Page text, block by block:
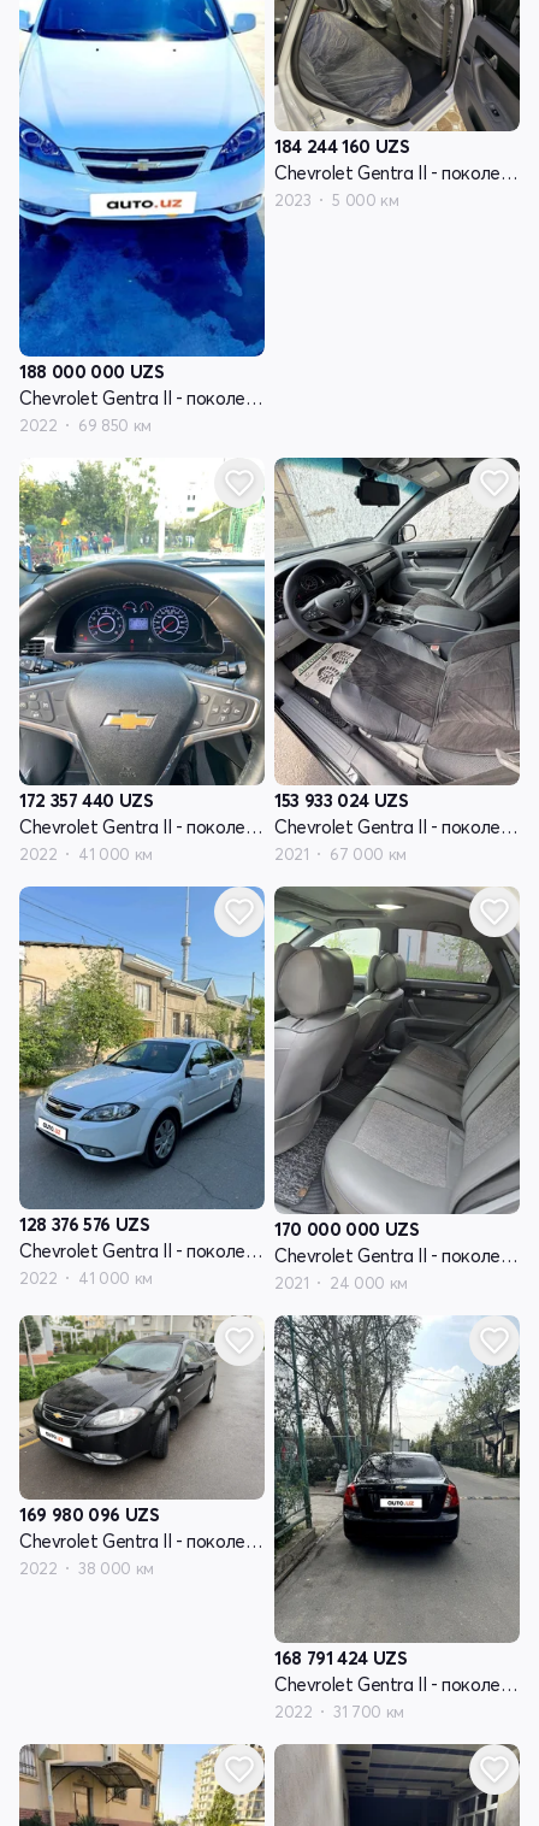
188 000 000 UZS
Chevrolet Gentra II - поколение
2022 69 850 км
184 244 160 UZS
Chevrolet Gentra II - поколение
2023 5 000 км
172 357 440 UZS
Chevrolet Gentra II - поколение
2022 41 000 км
153 933 024 UZS
Chevrolet Gentra II - поколение
2021 67 000 км
128 376 576 UZS
Chevrolet Gentra II - поколение
2022 41 000 км
170 000 000 UZS
Chevrolet Gentra II - поколение
2021 24 000 км
169 980 096 UZS
Chevrolet Gentra II - поколение
2022 38 000 км
168 791 424 UZS
Chevrolet Gentra II - поколение
2022 31 700 км